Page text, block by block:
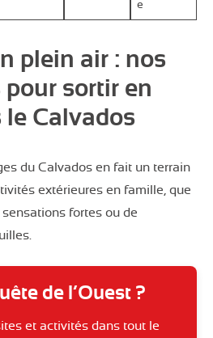
e
plein air : nos
sortir en
Calvados
du Calvados en fait un terrain
extérieures en famille, que
fortes ou de
de l’Ouest ?
et activités dans tout le